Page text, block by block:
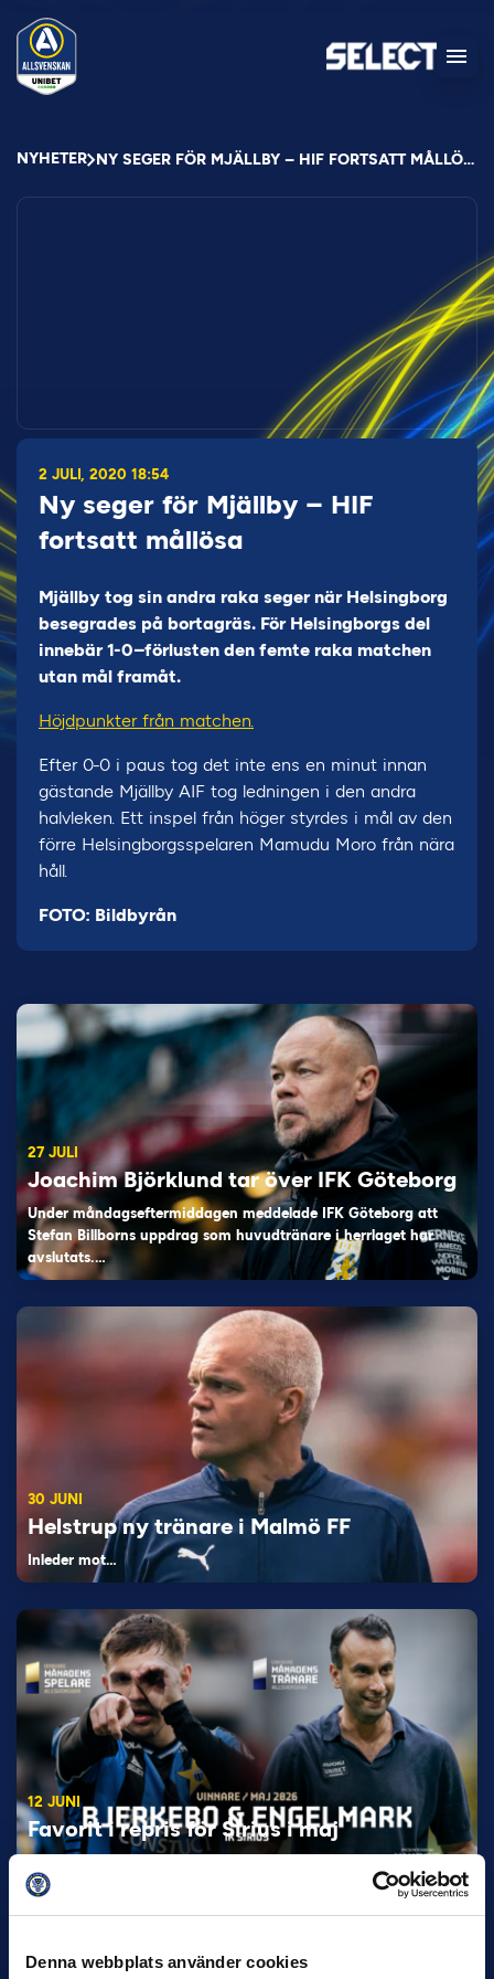
Denna webbplats använder cookies
NYHETER NY SEGER FÖR MJÄLLBY – HIF FORTSATT MÅLLÖSA
2 JULI, 2020 18:54
Ny seger för Mjällby – HIF
fortsatt mållösa
Mjällby tog sin andra raka seger när Helsingborg
besegrades på bortagräs. För Helsingborgs del
innebär 1-0–förlusten den femte raka matchen
utan mål framåt.
Höjdpunkter från matchen.
Efter 0-0 i paus tog det inte ens en minut innan
gästande Mjällby AIF tog ledningen i den andra
halvleken. Ett inspel från höger styrdes i mål av den
förre Helsingborgsspelaren Mamudu Moro från nära
håll.
FOTO: Bildbyrån
27 JULI
Joachim Björklund tar över IFK Göteborg
Under måndagseftermiddagen meddelade IFK Göteborg att
Stefan Billborns uppdrag som huvudtränare i herrlaget har
avslutats.…
30 JUNI
Helstrup ny tränare i Malmö FF
Inleder mot…
12 JUNI
Favorit i repris för Sirius i maj